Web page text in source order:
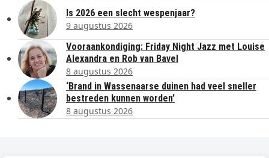
Is 2026 een slecht wespenjaar?
9 augustus 2026
Vooraankondiging: Friday Night Jazz met Louise
Alexandra en Rob van Bavel
8 augustus 2026
‘Brand in Wassenaarse duinen had veel sneller
bestreden kunnen worden’
8 augustus 2026